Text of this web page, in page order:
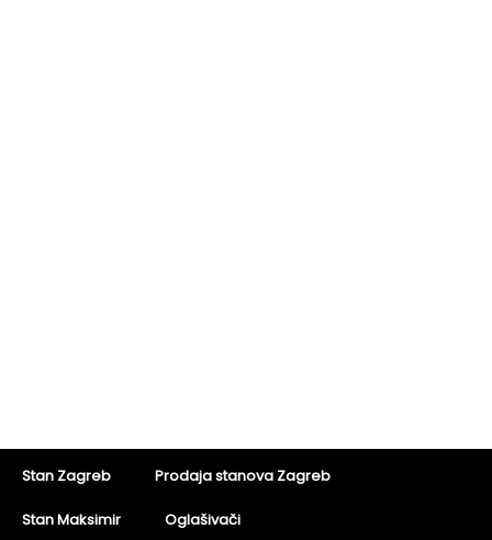
Stan Zagreb Prodaja stanova Zagreb
Stan Maksimir Oglašivači